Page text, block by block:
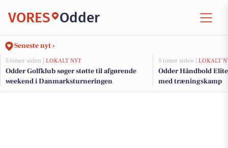
VORES Odder
Seneste nyt ›
5 timer siden | LOKALT NYT
Odder Golfklub søger støtte til afgørende
weekend i Danmarksturneringen
5 timer siden | LOKALT
Odder Håndbold
med træningskamp